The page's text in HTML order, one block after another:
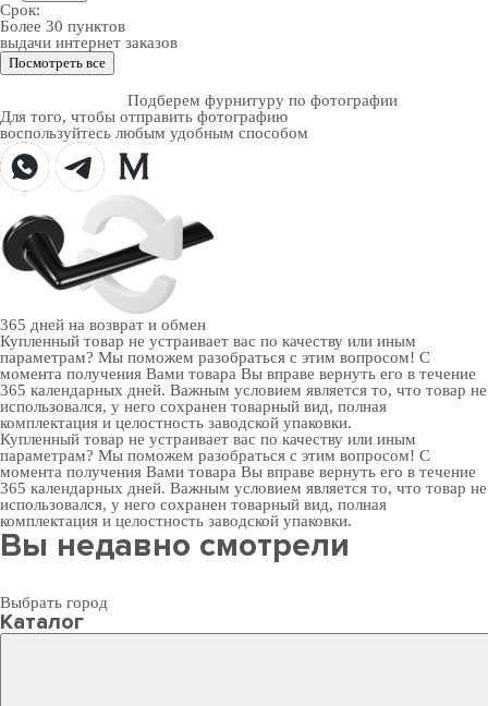
Срок:
Более 30 пунктов
выдачи интернет заказов
Посмотреть все
Подберем фурнитуру по фотографии
Для того, чтобы отправить фотографию
воспользуйтесь любым удобным способом
365 дней на возврат и обмен
Купленный товар не устраивает вас по качеству или иным
параметрам? Мы поможем разобраться с этим вопросом! С
момента получения Вами товара Вы вправе вернуть его в течение
365 календарных дней. Важным условием является то, что товар не
использовался, у него сохранен товарный вид, полная
комплектация и целостность заводской упаковки.
Купленный товар не устраивает вас по качеству или иным
параметрам? Мы поможем разобраться с этим вопросом! С
момента получения Вами товара Вы вправе вернуть его в течение
365 календарных дней. Важным условием является то, что товар не
использовался, у него сохранен товарный вид, полная
комплектация и целостность заводской упаковки.
Вы недавно смотрели
Выбрать город
Каталог